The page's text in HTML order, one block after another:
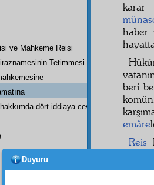
haber
beri
emâre
Reis
ve Mahkeme Reisi
Tetimmesi
dört iddiaya cevap
Duyuru